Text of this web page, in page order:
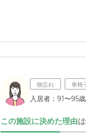
物忘れ 車椅
入居者：91〜95
この施設に決めた理由